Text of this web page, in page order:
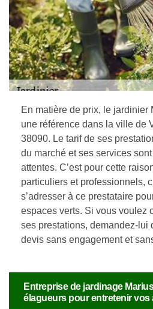
En matière de prix, le
une référence dans la ville de
38090. Le tarif de ses
du marché et ses services
attentes. C’est pour cette
particuliers et professionnels,
s’adresser à ce prestataire
espaces verts. Si vous voulez
ses prestations, demandez-lui
devis sans engagement et
Entreprise de jardinage
élagueurs pour entretenir vos